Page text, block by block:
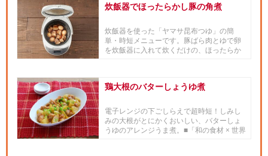
炊飯器でほったらかし豚の角煮
炊飯器を使った「ヤマサ昆布つゆ」の簡
単・時短メニューです。豚ばら肉とゆで卵
を炊飯器に入れて炊くだけの、ほったらか
鶏大根のバターしょうゆ煮
電子レンジの下ごしらえで超時短！しみし
みの大根がとにかくおいしい、バターしょ
うゆのアレンジうま煮。■「和の食材 × 世界